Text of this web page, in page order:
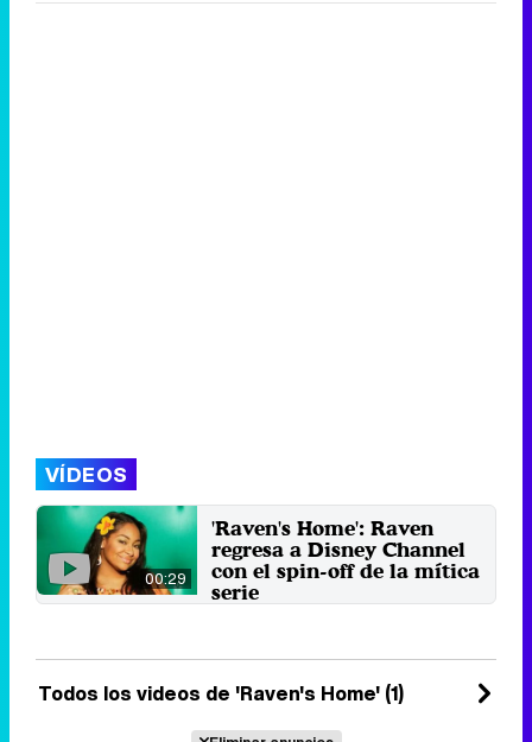
VÍDEOS
00:29
'Raven's Home': Raven
regresa a Disney Channel
con el spin-off de la mítica
serie
Todos los videos de 'Raven's Home' (1)